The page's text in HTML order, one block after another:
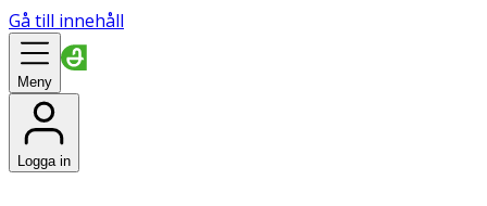
Gå till innehåll
Meny
Logga in